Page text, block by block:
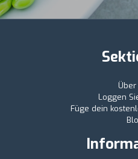
Loggen
Füge dein